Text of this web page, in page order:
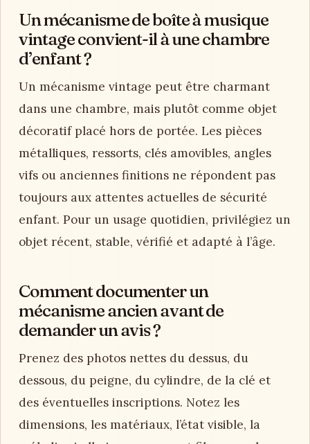
Un mécanisme de boîte à musique
vintage convient-il à une chambre
d’enfant ?
Un mécanisme vintage peut être charmant
dans une chambre, mais plutôt comme objet
décoratif placé hors de portée. Les pièces
métalliques, ressorts, clés amovibles, angles
vifs ou anciennes finitions ne répondent pas
toujours aux attentes actuelles de sécurité
enfant. Pour un usage quotidien, privilégiez un
objet récent, stable, vérifié et adapté à l’âge.
Comment documenter un
mécanisme ancien avant de
demander un avis ?
Prenez des photos nettes du dessus, du
dessous, du peigne, du cylindre, de la clé et
des éventuelles inscriptions. Notez les
dimensions, les matériaux, l’état visible, la